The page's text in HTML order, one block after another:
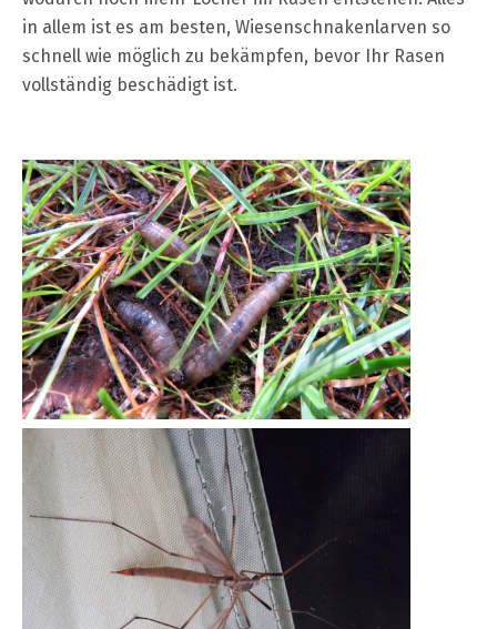
in allem ist es am besten, Wiesenschnakenlarven so
schnell wie möglich zu bekämpfen, bevor Ihr Rasen
vollständig beschädigt ist.